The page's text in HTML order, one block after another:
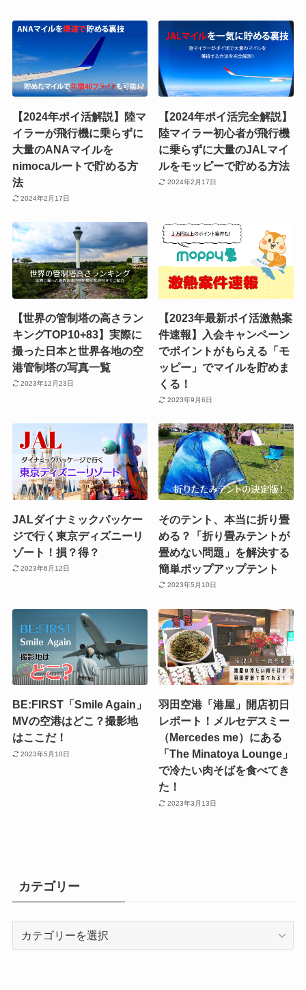
【2024年ポイ活解説】陸マ
イラーが飛行機に乗らずに
大量のANAマイルを
nimocaルートで貯める方
法
2024年2月17日
【2024年ポイ活完全解説】
陸マイラー初心者が飛行機
に乗らずに大量のJALマイ
ルをモッピーで貯める方法
2024年2月17日
【世界の管制塔の高さラン
キングTOP10+83】実際に
撮った日本と世界各地の空
港管制塔の写真一覧
2023年12月23日
【2023年最新ポイ活激熱案
件速報】入会キャンペーン
でポイントがもらえる「モ
ッピー」でマイルを貯めま
くる！
2023年9月6日
JALダイナミックパッケー
ジで行く東京ディズニーリ
ゾート！損？得？
2023年6月12日
そのテント、本当に折り畳
める？「折り畳みテントが
畳めない問題」を解決する
簡単ポップアップテント
2023年5月10日
BE:FIRST「Smile Again」
MVの空港はどこ？撮影地
はここだ！
2023年5月10日
羽田空港「港屋」開店初日
レポート！メルセデスミー
（Mercedes me）にある
「The Minatoya Lounge」
で冷たい肉そばを食べてき
た！
2023年3月13日
カテゴリー